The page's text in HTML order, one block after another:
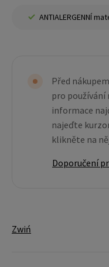
ANTIALERGENNÍ
Před
pro
informace
najeďte
klikněte na
Doporučení
Zwiń